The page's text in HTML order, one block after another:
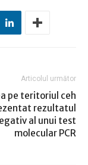
Articolul următor
pe teritoriul ceh
rezultatul
al unui test
molecular PCR